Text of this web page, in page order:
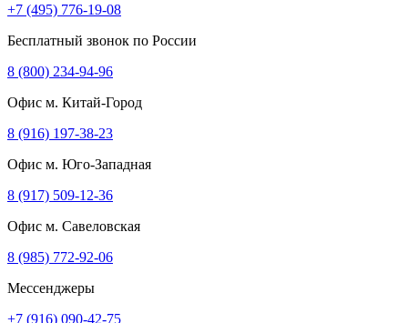
+7 (495) 776-19-08
Бесплатный звонок по России
8 (800) 234-94-96
Офис м. Китай-Город
8 (916) 197-38-23
Офис м. Юго-Западная
8 (917) 509-12-36
Офис м. Савеловская
8 (985) 772-92-06
Мессенджеры
+7 (916) 090-42-75